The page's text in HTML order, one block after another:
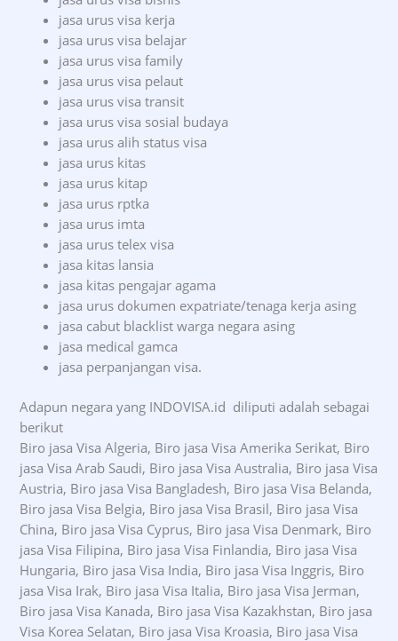
jasa urus visa kerja
jasa urus visa belajar
jasa urus visa family
jasa urus visa pelaut
jasa urus visa transit
jasa urus visa sosial budaya
jasa urus alih status visa
jasa urus kitas
jasa urus kitap
jasa urus rptka
jasa urus imta
jasa urus telex visa
jasa kitas lansia
jasa kitas pengajar agama
jasa urus dokumen expatriate/tenaga kerja asing
jasa cabut blacklist warga negara asing
jasa medical gamca
jasa perpanjangan visa.
Adapun negara yang INDOVISA.id diliputi adalah sebagai
berikut
Biro jasa Visa Algeria, Biro jasa Visa Amerika Serikat, Biro
jasa Visa Arab Saudi, Biro jasa Visa Australia, Biro jasa Visa
Austria, Biro jasa Visa Bangladesh, Biro jasa Visa Belanda,
Biro jasa Visa Belgia, Biro jasa Visa Brasil, Biro jasa Visa
China, Biro jasa Visa Cyprus, Biro jasa Visa Denmark, Biro
jasa Visa Filipina, Biro jasa Visa Finlandia, Biro jasa Visa
Hungaria, Biro jasa Visa India, Biro jasa Visa Inggris, Biro
jasa Visa Irak, Biro jasa Visa Italia, Biro jasa Visa Jerman,
Biro jasa Visa Kanada, Biro jasa Visa Kazakhstan, Biro jasa
Visa Korea Selatan, Biro jasa Visa Kroasia, Biro jasa Visa